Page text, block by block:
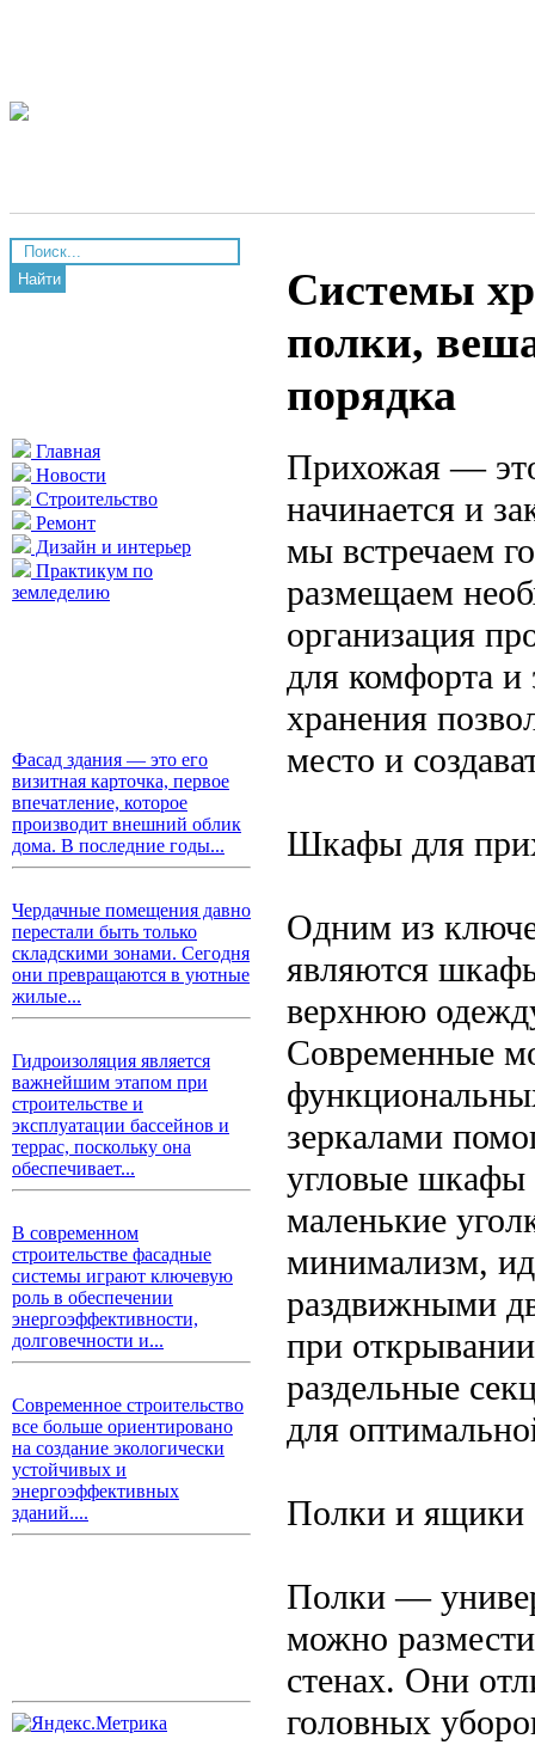
Найти
Главная
Новости
Строительство
Ремонт
Дизайн и интерьер
Практикум по
земледелию
Фасад здания — это его
визитная карточка, первое
впечатление, которое
производит внешний облик
дома. В последние годы...
Чердачные помещения давно
перестали быть только
складскими зонами. Сегодня
они превращаются в уютные
жилые...
Гидроизоляция является
важнейшим этапом при
строительстве и
эксплуатации бассейнов и
террас, поскольку она
обеспечивает...
В современном
строительстве фасадные
системы играют ключевую
роль в обеспечении
энергоэффективности,
долговечности и...
Современное строительство
все больше ориентировано
на создание экологически
устойчивых и
энергоэффективных
зданий....
Системы
полки,
порядка
Прихожая — это
начинается и
мы встречаем
размещаем
организация
для комфорта
хранения
место и
Шкафы для
Одним из
являются
верхнюю
Современные
зеркалами
угловые шкафы
маленькие
минимализм,
раздвижными
при
раздельные
для
Полки и ящики
Полки —
можно
стенах. Они
головных